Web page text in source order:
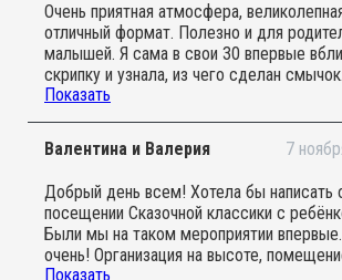
Очень приятная атмосфера,
отличный формат. Полезно и для
малышей. Я сама в свои 30 впервые
скрипку и узнала, из чего сделан
просто пообщался с другими малышами
провёл время. Детки и родители вели
ничто не мешало восприятию музыки.
душновато, но это потому что другие
сквозняков, попросили закрыть окно. И
мероприятии не было фотографа, но это
основной целью было приобщение к
Показать
Валентина и Валерия 7
Добрый день всем! Хотела бы написать
посещении Сказочной классики с
Были мы на таком мероприятии
очень! Организация на высоте,
Показать